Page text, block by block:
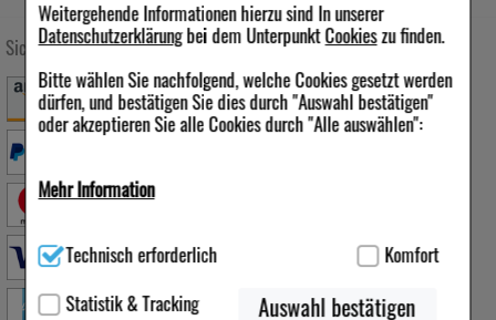
Weitergehende Informationen hierzu sind In unserer
Datenschutzerklärungbei dem UnterpunktCookieszu finden.
Bitte wählen Sie nachfolgend, welche Cookies gesetzt werden
dürfen, und bestätigen Sie dies durch "Auswahl bestätigen"
oder akzeptieren Sie alle Cookies durch "Alle auswählen":
Mehr Information
für die Grundfunktionen unserer Website notwendig sind (z.B.
verzichtet werden kann.
Technisch erforderlich
Komfort
Statistik & Tracking
Auswahl bestätigen
Sichere Zahlung Versandarten Folgen Sie uns